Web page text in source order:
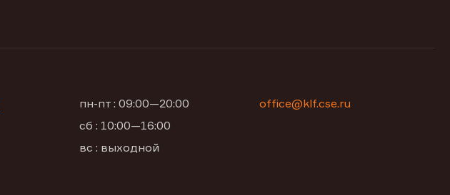
пн-пт : 09:00—20:00
сб : 10:00—16:00
вс : выходной
office@klf.cse.ru